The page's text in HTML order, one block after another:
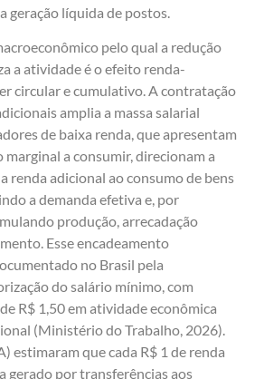
geração líquida de postos.
pelo qual a redução
a atividade é o efeito renda-
circular e cumulativo. A contratação
amplia a massa salarial
de baixa renda, que apresentam
marginal a consumir, direcionam a
renda adicional ao consumo de bens
a demanda efetiva e, por
produção, arrecadação
Esse encadeamento
no Brasil pela
do salário mínimo, com
R$ 1,50 em atividade econômica
(Ministério do Trabalho, 2026).
estimaram que cada R$ 1 de renda
gerado por transferências aos